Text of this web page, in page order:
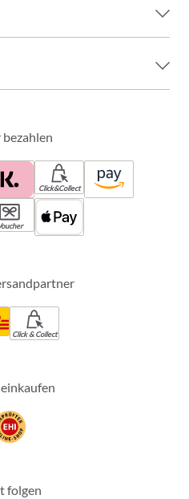
bezahlen
Click&Collect
Click & Collect
folgen